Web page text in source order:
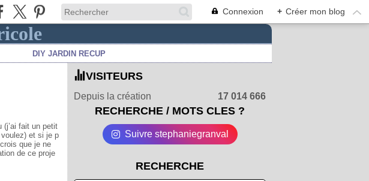
Connexion + Créer mon blog
DIY JARDIN RECUP
(j’ai fait un petit
et si je p
que je ne
de ce proje
VISITEURS
Depuis la création 17 014 666
RECHERCHE / MOTS CLES ?
Suivre stephaniegranval
RECHERCHE